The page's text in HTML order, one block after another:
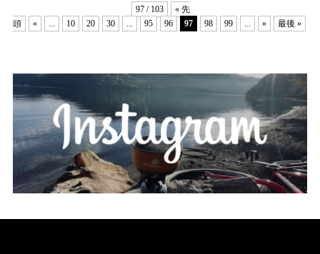
97 / 103
« 先
頭
« ... 10 20 30 ... 95 96 97 98 99 ... » 最後 »